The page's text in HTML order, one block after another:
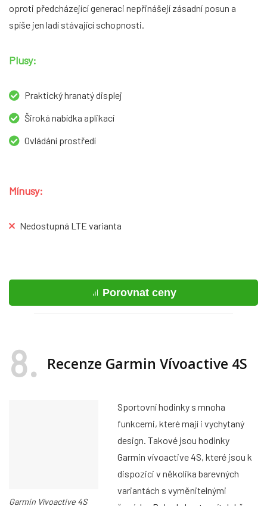
oproti předcházející generaci nepřinášejí zásadní posun a
spíše jen ladí stávající schopnosti.
Plusy:
Praktický hranatý displej
Široká nabídka aplikací
Ovládání prostředí
Mínusy:
Nedostupná LTE varianta
Porovnat ceny
8 Recenze Garmin Vívoactive 4S
Garmin Vívoactive 4S
Sportovní hodinky s mnoha
funkcemi, které mají i vychytaný
design. Takové jsou hodinky
Garmin vívoactive 4S, které jsou k
dispozici v několika barevných
variantách s vyměnitelnými